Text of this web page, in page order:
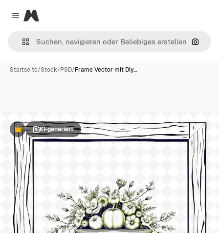
Close menu
Magnific
Nach
Startseite/Stock/PSD/Frame Vector mit Diy…
PremiumKI-generiert